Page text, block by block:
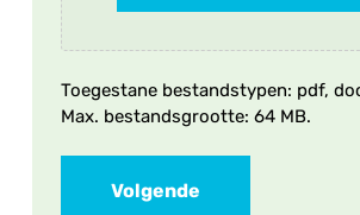
Toegestane bestandstypen: pdf,
Max. bestandsgrootte: 64 MB.
Volgende